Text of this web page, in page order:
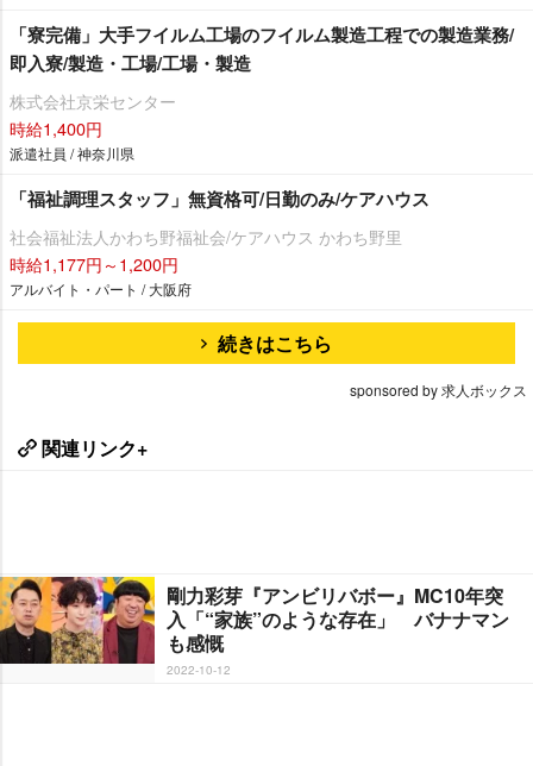
「寮完備」大手フイルム工場のフイルム製造工程での製造業務/
即入寮/製造・工場/工場・製造
株式会社京栄センター
時給1,400円
派遣社員 / 神奈川県
「福祉調理スタッフ」無資格可/日勤のみ/ケアハウス
社会福祉法人かわち野福祉会/ケアハウス かわち野里
時給1,177円～1,200円
アルバイト・パート / 大阪府
続きはこちら
sponsored by 求人ボックス
関連リンク+
剛力彩芽『アンビリバボー』MC10年突
入「“家族”のような存在」 バナナマン
も感慨
2022-10-12